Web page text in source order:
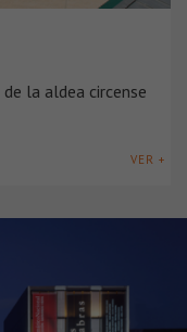
la aldea circense
VER +